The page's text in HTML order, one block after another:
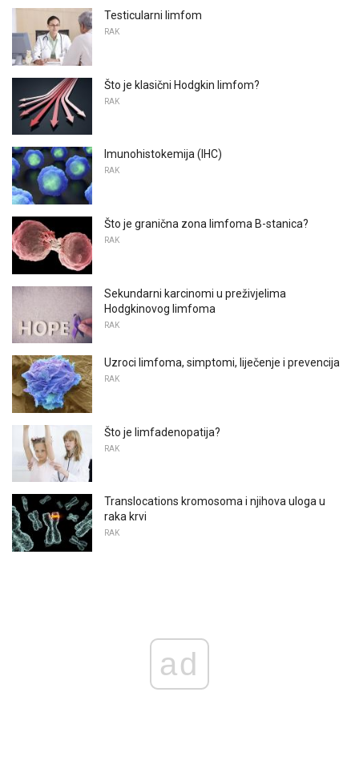
Testicularni limfom
RAK
Što je klasični Hodgkin limfom?
RAK
Imunohistokemija (IHC)
RAK
Što je granična zona limfoma B-stanica?
RAK
Sekundarni karcinomi u preživjelima
Hodgkinovog limfoma
RAK
Uzroci limfoma, simptomi, liječenje i prevencija
RAK
Što je limfadenopatija?
RAK
Translocations kromosoma i njihova uloga u
raka krvi
RAK
ad